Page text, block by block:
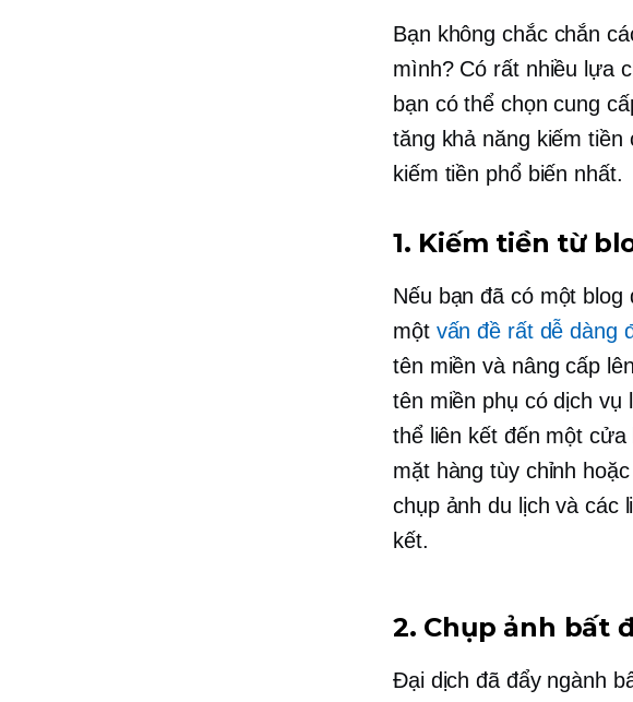
Bạn không chắc chắn
mình? Có rất nhiều lựa
bạn có thể chọn cung
tăng khả năng kiếm
kiếm tiền phổ biến nhất.
1. Kiếm tiền từ
Nếu bạn đã có một
một vấn đề rất dễ dàng
tên miền và nâng cấp
tên miền phụ có dịch
thể liên kết đến một
mặt hàng tùy chỉnh
chụp ảnh du lịch và các
kết.
2. Chụp ảnh bất
Đại dịch đã đẩy ngành